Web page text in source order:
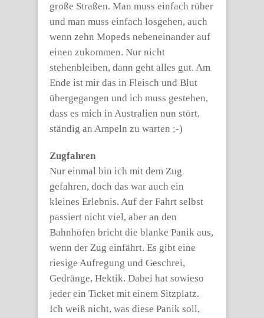
große Straßen. Man muss einfach rüber
und man muss einfach losgehen, auch
wenn zehn Mopeds nebeneinander auf
einen zukommen. Nur nicht
stehenbleiben, dann geht alles gut. Am
Ende ist mir das in Fleisch und Blut
übergegangen und ich muss gestehen,
dass es mich in Australien nun stört,
ständig an Ampeln zu warten ;-)
Zugfahren
Nur einmal bin ich mit dem Zug
gefahren, doch das war auch ein
kleines Erlebnis. Auf der Fahrt selbst
passiert nicht viel, aber an den
Bahnhöfen bricht die blanke Panik aus,
wenn der Zug einfährt. Es gibt eine
riesige Aufregung und Geschrei,
Gedränge, Hektik. Dabei hat sowieso
jeder ein Ticket mit einem Sitzplatz.
Ich weiß nicht, was diese Panik soll,